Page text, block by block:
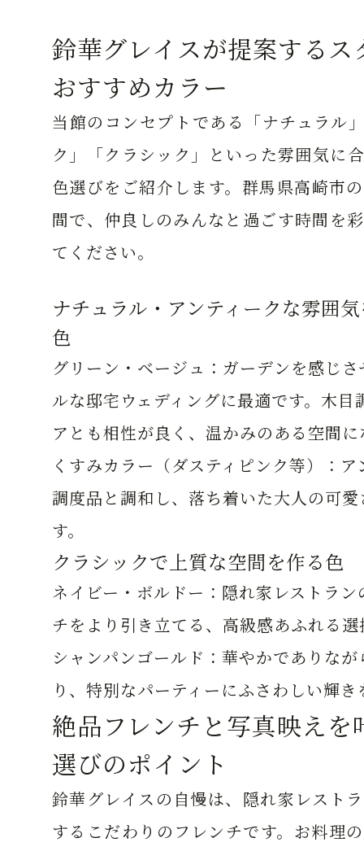
鈴華グレイスが提案するス
おすすめカラー
当館のコンセプトである「ナチュラル
ク」「クラシック」といった雰囲気に
色選びをご紹介します。群馬県高崎市
間で、仲良しのみんなと過ごす時間を
てください。
ナチュラル・アンティークな雰囲
色
グリーン・ベージュ： ガーデンを感じ
ルな邸宅ウェディングに最適です。木目
アとも相性が良く、温かみのある空間
くすみカラー（ダスティピンク等）： ア
調度品と調和し、落ち着いた大人の可
す。
クラシックで上質な空間を作る色
ネイビー・ボルドー： 隠れ家レストラ
チをより引き立てる、高級感あふれる
シャンパンゴールド： 華やかでありな
り、特別なパーティーにふさわしい輝
絶品フレンチと写真映えを
選びのポイント
鈴華グレイスの自慢は、隠れ家レスト
するこだわりのフレンチです。お料理